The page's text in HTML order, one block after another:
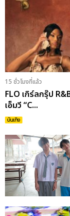
15 ชั่วโมงที่แล้ว
FLO เกิร์ลกรุ๊ป
เอ็มวี “C...
บันเทิง